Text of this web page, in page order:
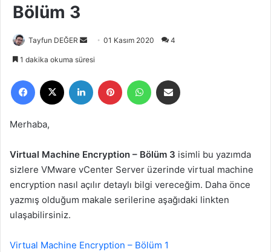
Bölüm 3
Tayfun DEĞER
e
-
t
a
g
ö
e
01 Kasım 2020 4
1 dakika okuma süresi
Merhaba,
Virtual Machine Encryption – Bölüm 3 isimli bu yazımda
sizlere VMware vCenter Server üzerinde virtual machine
encryption nasıl açılır detaylı bilgi vereceğim. Daha önce
yazmış olduğum makale serilerine aşağıdaki linkten
ulaşabilirsiniz.
Virtual Machine Encryption – Bölüm 1